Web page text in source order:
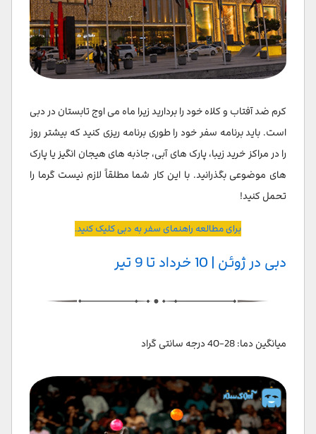
کرم ضد آفتاب و کلاه خود را بردارید زیرا ماه می اوج تابستان در دبی
است. باید برنامه سفر خود را طوری برنامه ریزی کنید که بیشتر روز
را در مراکز خرید زیبا، پارک های آبی، جاذبه های هیجان انگیز یا پارک
های موضوعی بگذرانید. با این کار شما مطلقاً لازم نیست گرما را
تحمل کنید!
برای مطالعه راهنمای سفر به دبی کلیک کنید.
دبی در ژوئن | 10 خرداد تا 9 تیر
میانگین دما: 28-40 درجه سانتی گراد